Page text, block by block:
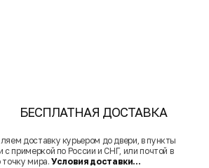
БЕСПЛАТНАЯ ДОСТАВКА
доставку курьером до двери, в пункты
с примеркой по России и СНГ, или почтой в
мира.Условия доставки...